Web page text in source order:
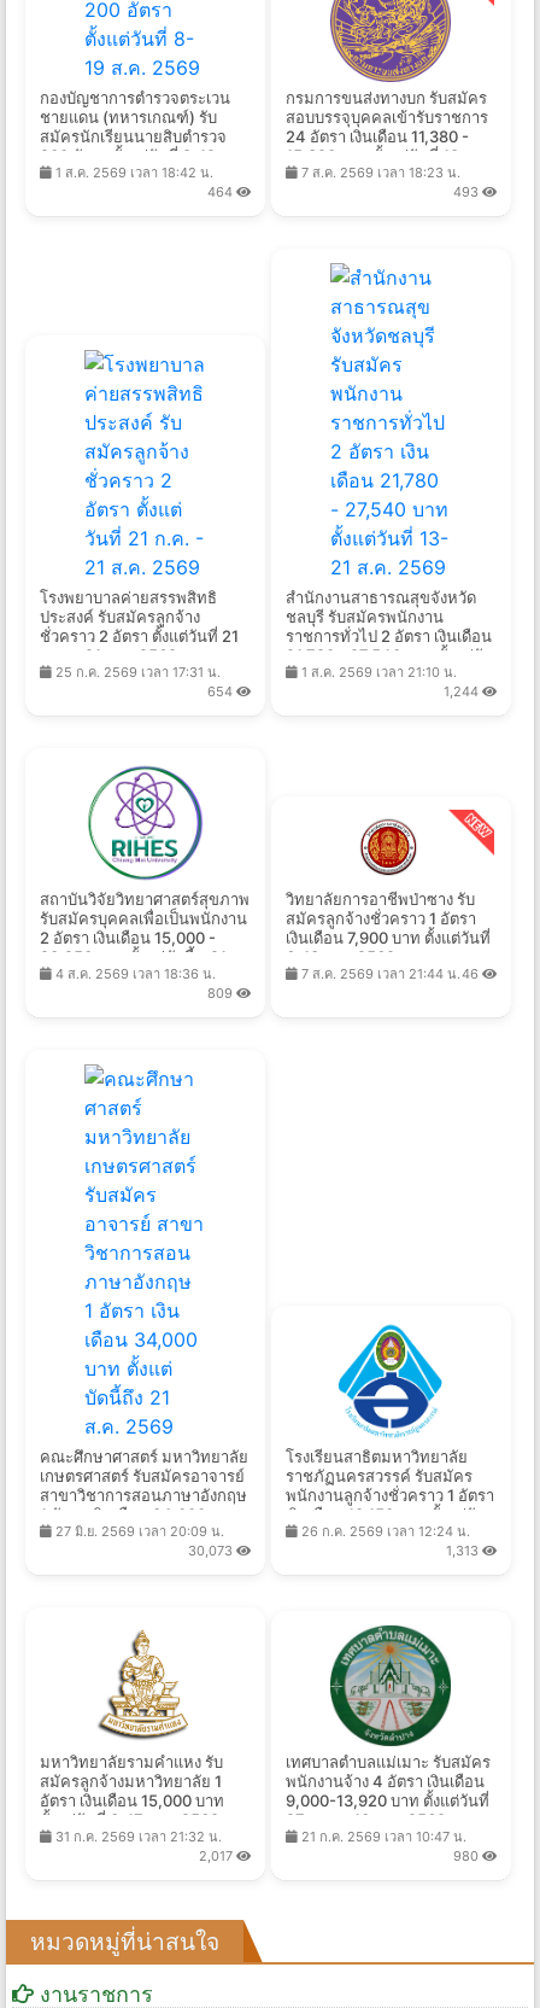
กองบัญชาการตำรวจตระเวน
ชายแดน (ทหารเกณฑ์) รับ
สมัครนักเรียนนายสิบตำรวจ
200 อัตรา ตั้งแต่วันที่ 8-19 ส.ค.
25691 ส.ค. 2569 เวลา 18:42 น.
464
กรมการขนส่งทางบก รับสมัคร
สอบบรรจุบุคคลเข้ารับราชการ
24 อัตรา เงินเดือน 11,380 -
15,320 บาท ตั้งแต่วันที่ 18 ส.ค.
- 7 ส.ค. 2569
7 ส.ค. 2569 เวลา 18:23 น.
493
โรงพยาบาลค่ายสรรพสิทธิ
ประสงค์ รับสมัครลูกจ้าง
ชั่วคราว 2 อัตรา ตั้งแต่วันที่ 21
ก.ค. - 21 ส.ค. 2569
25 ก.ค. 2569 เวลา 17:31 น.
654
สำนักงานสาธารณสุขจังหวัด
ชลบุรี รับสมัครพนักงาน
ราชการทั่วไป 2 อัตรา เงินเดือน
21,780 - 27,540 บาท ตั้งแต่วัน
ที่ 13-21 ส.ค. 2569
1 ส.ค. 2569 เวลา 21:10 น.
1,244
สถาบันวิจัยวิทยาศาสตร์สุขภาพ
รับสมัครบุคคลเพื่อเป็นพนักงาน
2 อัตรา เงินเดือน 15,000 -
20,250 บาท ตั้งแต่บัดนี้ - 21
ส.ค. 2569
4 ส.ค. 2569 เวลา 18:36 น.
809
วิทยาลัยการอาชีพป่าซาง รับ
สมัครลูกจ้างชั่วคราว 1 อัตรา
เงินเดือน 7,900 บาท ตั้งแต่วันที่
6-13 ส.ค. 2569
7 ส.ค. 2569 เวลา 21:44 น.46
คณะศึกษาศาสตร์ มหาวิทยาลัย
เกษตรศาสตร์ รับสมัครอาจารย์
สาขาวิชาการสอนภาษาอังกฤษ
1 อัตรา เงินเดือน 34,000 บาท
ตั้งแต่บัดนี้ถึง 21 ส.ค. 2569
27 มิ.ย. 2569 เวลา 20:09 น.
30,073
โรงเรียนสาธิตมหาวิทยาลัย
ราชภัฏนครสวรรค์ รับสมัคร
พนักงานลูกจ้างชั่วคราว 1 อัตรา
เงินเดือน 18,150 บาท ตั้งแต่วัน
ที่ 27 ก.ค. - 11 ส.ค. 2569
26 ก.ค. 2569 เวลา 12:24 น.
1,313
มหาวิทยาลัยรามคำแหง รับ
สมัครลูกจ้างมหาวิทยาลัย 1
อัตรา เงินเดือน 15,000 บาท
ตั้งแต่วันที่ 3-17 ส.ค. 2569
31 ก.ค. 2569 เวลา 21:32 น.
2,017
เทศบาลตำบลแม่เมาะ รับสมัคร
พนักงานจ้าง 4 อัตรา เงินเดือน
9,000-13,920 บาท ตั้งแต่วันที่
27 ก.ค. - 10 ส.ค. 2569
21 ก.ค. 2569 เวลา 10:47 น.
980
หมวดหมู่ที่น่าสนใจ
งานราชการ